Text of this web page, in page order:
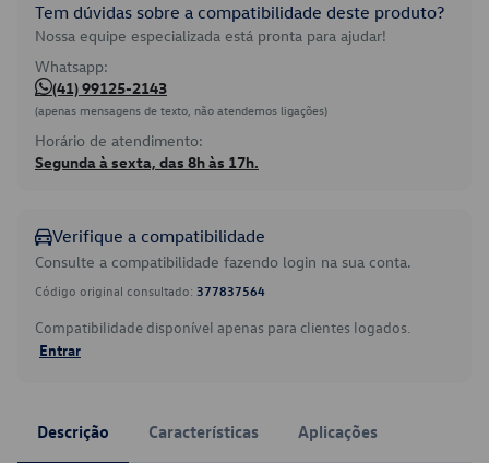
Tem dúvidas sobre a compatibilidade deste produto?
Nossa equipe especializada está pronta para ajudar!
Whatsapp:
(41) 99125-2143
(apenas mensagens de texto, não atendemos ligações)
Horário de atendimento:
Segunda à sexta, das 8h às 17h.
Verifique a compatibilidade
Consulte a compatibilidade fazendo login na sua conta.
Código original consultado: 377837564
Compatibilidade disponível apenas para clientes logados.
Entrar
Descrição Características Aplicações